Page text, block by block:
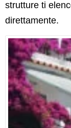
strutture ti
direttamente.